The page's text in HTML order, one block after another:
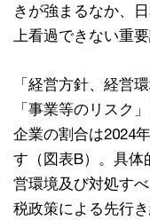
きが強まるなか、
上看過できない重
「経営方針、経営
「事業等のリスク
企業の割合は2024
す（図表B）。具体
営環境及び対処す
税政策による先行